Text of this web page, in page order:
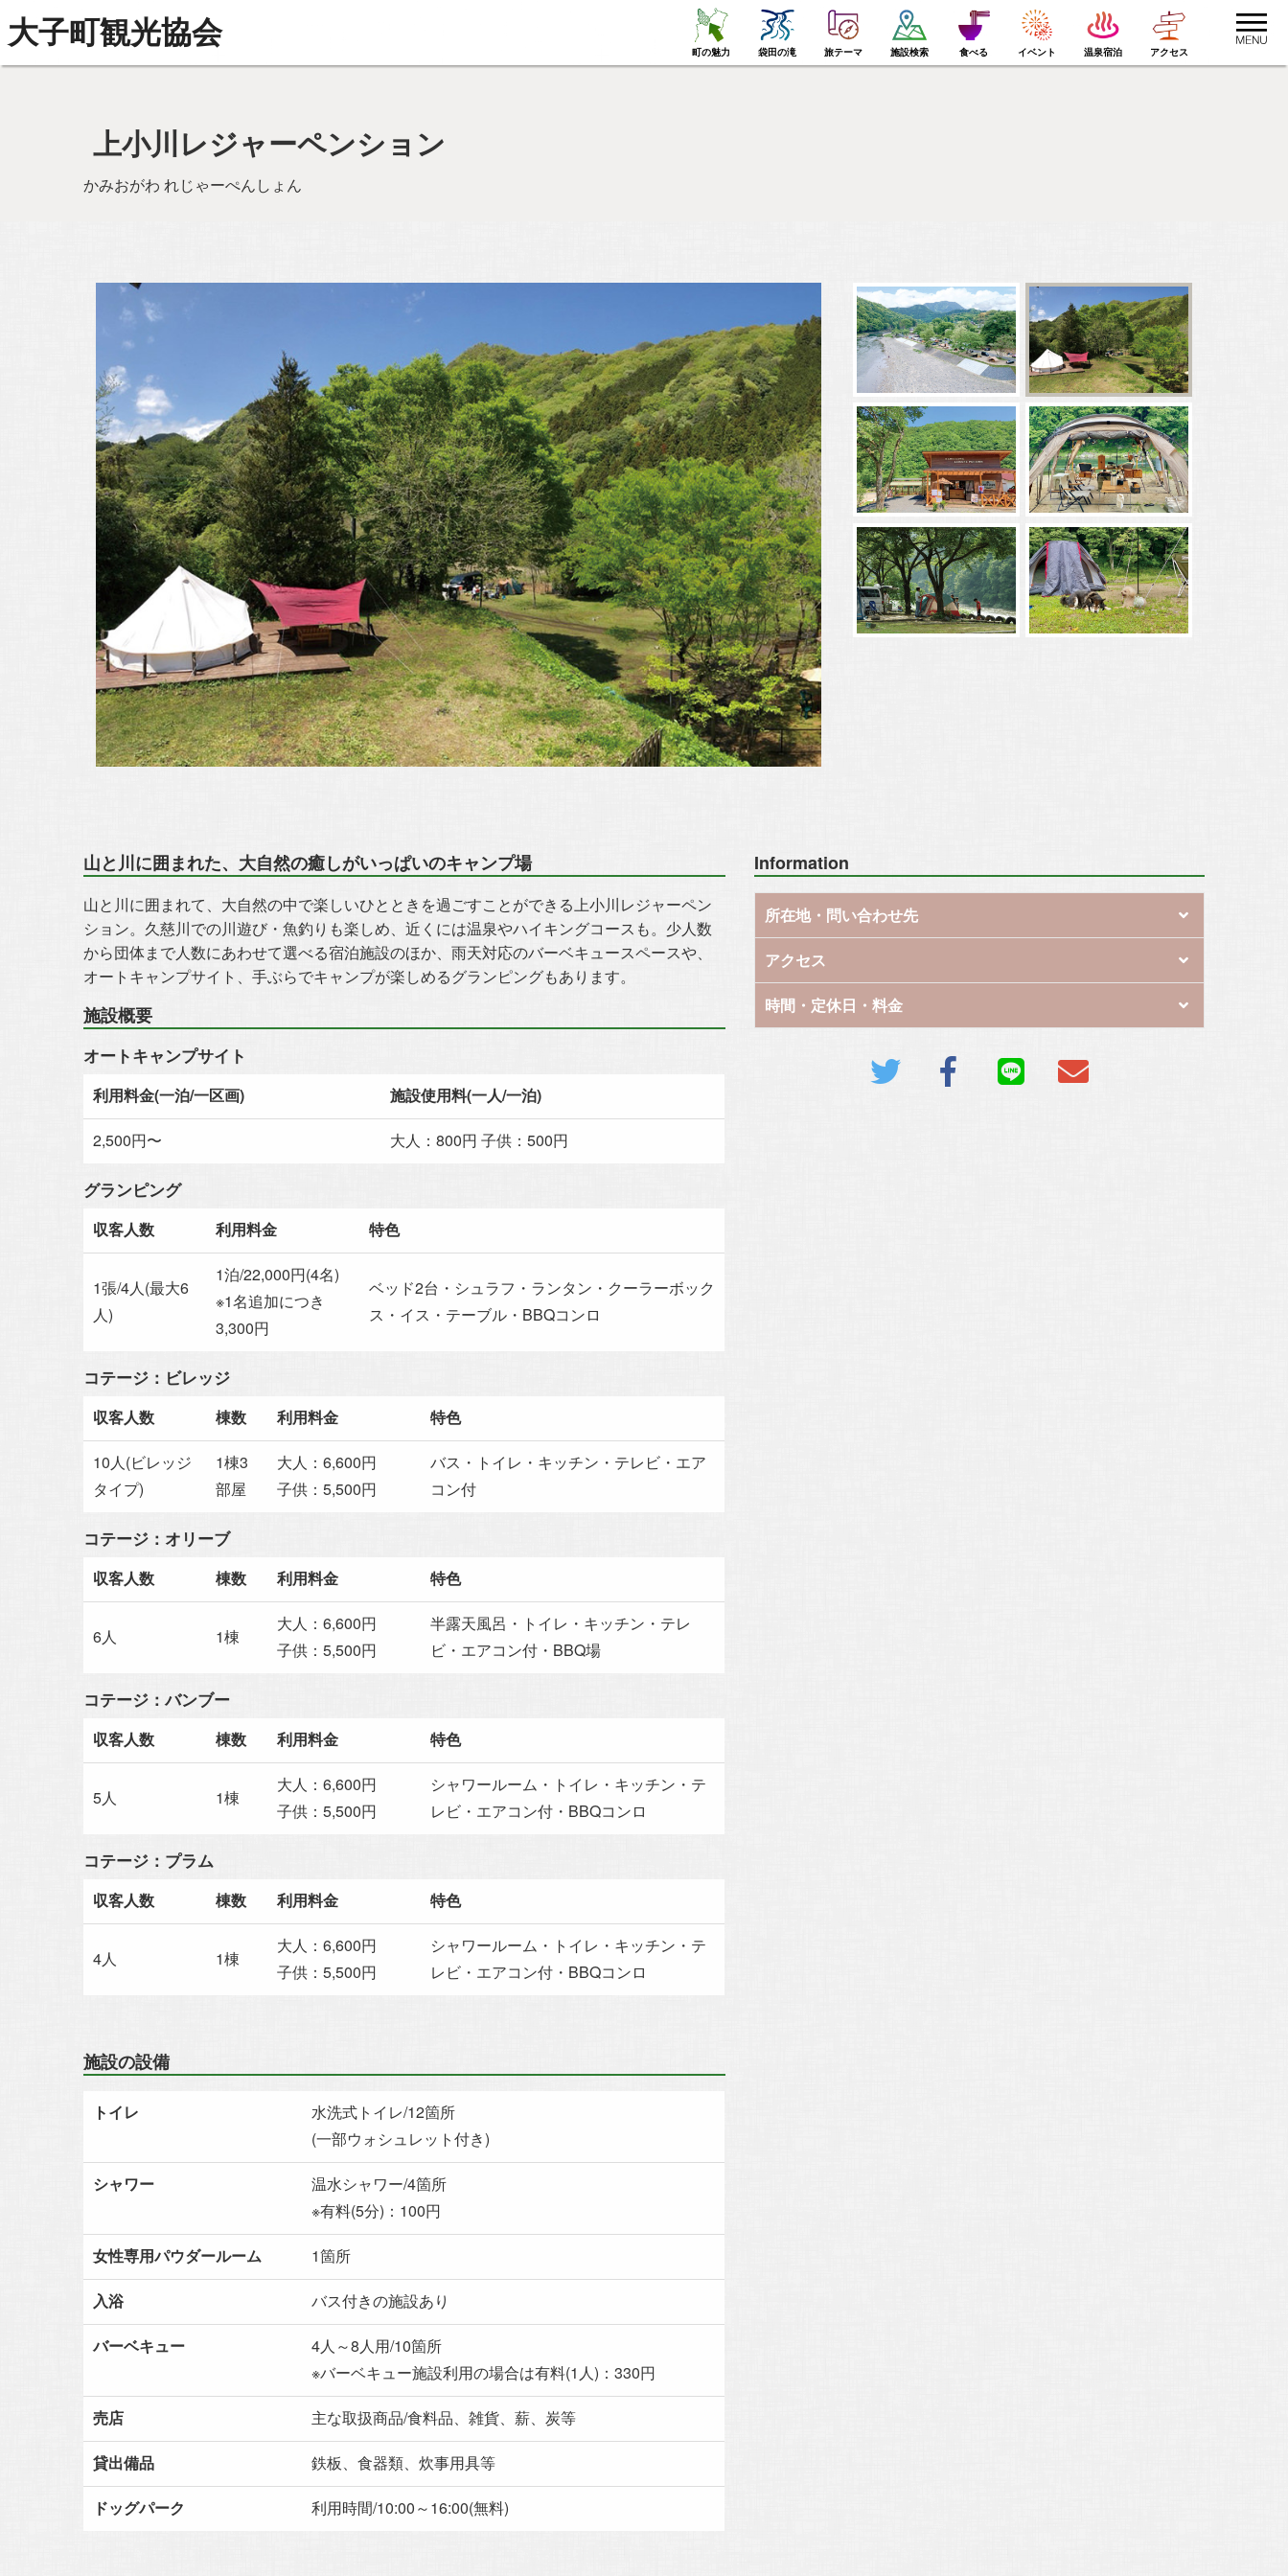
大子町観光協会
町の魅力 袋田の滝 旅テーマ 施設検索 食べる イベント 温泉宿泊 アクセス
toggle
上小川レジャーペンション
かみおがわ れじゃーぺんしょん
山と川に囲まれた、大自然の癒しがいっぱいのキャンプ場
山と川に囲まれて、大自然の中で楽しいひとときを過ごすことができる上小川レジャーペン
ション。久慈川での川遊び・魚釣りも楽しめ、近くには温泉やハイキングコースも。少人数
から団体まで人数にあわせて選べる宿泊施設のほか、雨天対応のバーベキュースペースや、
オートキャンプサイト、手ぶらでキャンプが楽しめるグランピングもあります。
施設概要
オートキャンプサイト
利用料金(一泊/一区画) 施設使用料(一人/一泊)
2,500円〜 大人：800円 子供：500円
グランピング
収客人数 利用料金 特色
1張/4人(最大6
人)
1泊/22,000円(4名)
※1名追加につき
3,300円
ベッド2台・シュラフ・ランタン・クーラーボック
ス・イス・テーブル・BBQコンロ
コテージ：ビレッジ
収客人数 棟数 利用料金 特色
10人(ビレッジ
タイプ)
1棟3
部屋
大人：6,600円
子供：5,500円
バス・トイレ・キッチン・テレビ・エア
コン付
コテージ：オリーブ
収客人数 棟数 利用料金 特色
6人 1棟
大人：6,600円
子供：5,500円
半露天風呂・トイレ・キッチン・テレ
ビ・エアコン付・BBQ場
コテージ：バンブー
収客人数 棟数 利用料金 特色
5人 1棟
大人：6,600円
子供：5,500円
シャワールーム・トイレ・キッチン・テ
レビ・エアコン付・BBQコンロ
コテージ：プラム
収客人数 棟数 利用料金 特色
4人 1棟
大人：6,600円
子供：5,500円
シャワールーム・トイレ・キッチン・テ
レビ・エアコン付・BBQコンロ
施設の設備
トイレ
水洗式トイレ/12箇所
(一部ウォシュレット付き)
シャワー
温水シャワー/4箇所
※有料(5分)：100円
女性専用パウダールーム 1箇所
入浴 バス付きの施設あり
バーベキュー
4人～8人用/10箇所
※バーベキュー施設利用の場合は有料(1人)：330円
売店 主な取扱商品/食料品、雑貨、薪、炭等
貸出備品 鉄板、食器類、炊事用具等
ドッグパーク 利用時間/10:00～16:00(無料)
Information
所在地・問い合わせ先
アクセス
時間・定休日・料金